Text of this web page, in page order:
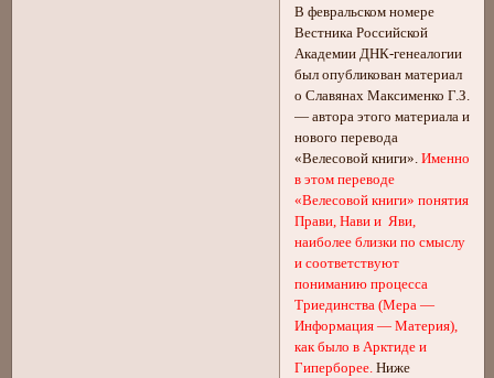
В февральском номере
Вестника Российской
Академии ДНК-генеалогии
был опубликован материал
о Славянах Максименко Г.З.
— автора этого материала и
нового перевода
«Велесовой книги». Именно
в этом переводе
«Велесовой книги» понятия
Прави, Нави и Яви,
наиболее близки по смыслу
и соответствуют
пониманию процесса
Триединства (Мера —
Информация — Материя),
как было в Арктиде и
Гиперборее. Ниже